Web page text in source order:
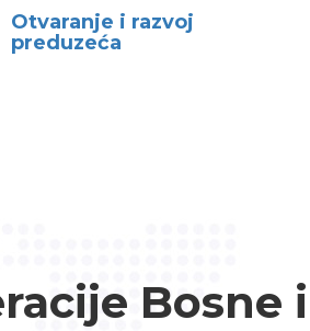
Otvaranje i razvoj
preduzeća
Bosne